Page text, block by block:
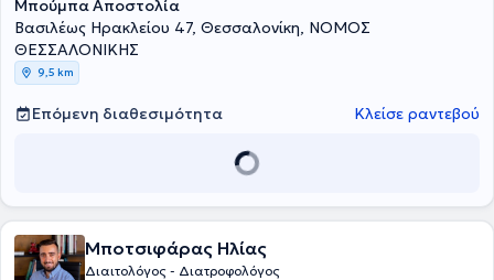
τρόπο έχει καταφέρει να νιώθει κανείς ότι η συνεδρία
πραγματοποιείται απο κοντά! Μότο της είναι "Ακόμα και οι μικρές
αλλαγές είναι μεγάλη πρόοδος. Ο καθένας έχει τον ρυθμό του! "
Μπούμπα Αποστολία
Βασιλέως Ηρακλείου 47, Θεσσαλονίκη, ΝΟΜΟΣ
ΘΕΣΣΑΛΟΝΙΚΗΣ
9,5 km
Επόμενη διαθεσιμότητα Κλείσε ραντεβού
Μποτσιφάρας Ηλίας
Διαιτολόγος - Διατροφολόγος